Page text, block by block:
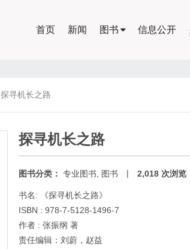
首页 新闻 图书 信息公开
探寻机长之路
探寻机长之路
图书分类： 专业图书 图书 | 2,018 次浏览
书名: 《探寻机长之路》
ISBN : 978-7-5128-1496-7
作者 : 张振纲 著
责任编辑：刘蔚，赵益